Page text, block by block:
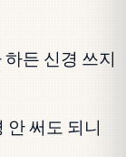
든 신경 쓰지
써도 되니